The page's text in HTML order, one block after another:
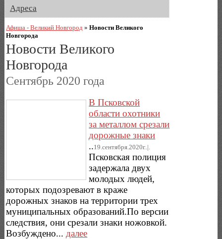
Адреса
Афиша - Великий Новгород »Новости Великого
Новгорода
Новости Великого
Новгорода
Сентябрь 2020 года
В Псковской
области охотники
за металлом срезали
дорожные знаки
..19.сентября.2020г..|.
Псковская полиция
задержала двух
молодых людей,
которых подозревают в краже
дорожных знаков на территории трех
муниципальных образований.По версии
следствия, они срезали знаки ножовкой.
Возбуждено... далее